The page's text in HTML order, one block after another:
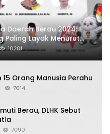
Daerah Berau 2024:
Paling Layak Menurut
10281
15 Orang Manusia Perahu
7614
Berau, DLHK Sebut
7090